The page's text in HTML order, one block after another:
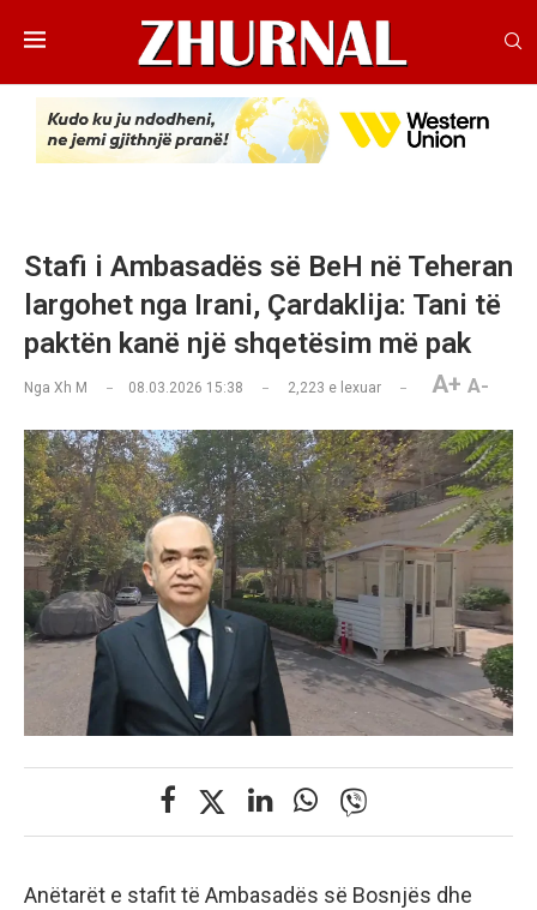
Stafi i Ambasadës së BeH në Teheran
largohet nga Irani, Çardaklija: Tani të
paktën kanë një shqetësim më pak
Nga Xh M 08.03.2026 15:38 2,223 e lexuar A+ A-
Anëtarët e stafit të Ambasadës së Bosnjës dhe